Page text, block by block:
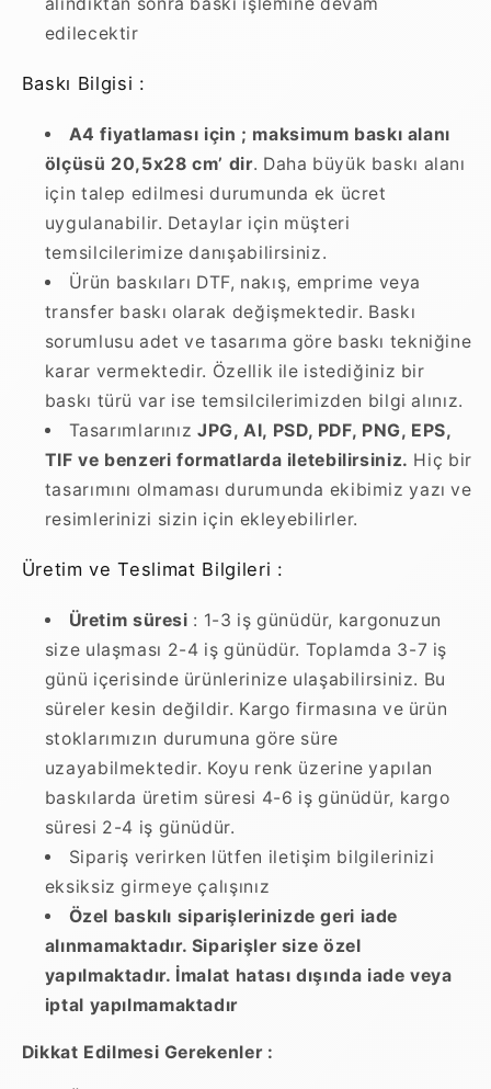
edilecektir
Baskı Bilgisi :
A4 fiyatlaması için ; maksimum baskı alanı
ölçüsü 20,5x28 cm’ dir. Daha büyük baskı alanı
için talep edilmesi durumunda ek ücret
uygulanabilir. Detaylar için müşteri
temsilcilerimize danışabilirsiniz.
Ürün baskıları DTF, nakış, emprime veya
transfer baskı olarak değişmektedir. Baskı
sorumlusu adet ve tasarıma göre baskı tekniğine
karar vermektedir. Özellik ile istediğiniz bir
baskı türü var ise temsilcilerimizden bilgi alınız.
Tasarımlarınız JPG, AI, PSD, PDF, PNG, EPS,
TIF ve benzeri formatlarda iletebilirsiniz. Hiç bir
tasarımını olmaması durumunda ekibimiz yazı ve
resimlerinizi sizin için ekleyebilirler.
Üretim ve Teslimat Bilgileri :
Üretim süresi : 1-3 iş günüdür, kargonuzun
size ulaşması 2-4 iş günüdür. Toplamda 3-7 iş
günü içerisinde ürünlerinize ulaşabilirsiniz. Bu
süreler kesin değildir. Kargo firmasına ve ürün
stoklarımızın durumuna göre süre
uzayabilmektedir. Koyu renk üzerine yapılan
baskılarda üretim süresi 4-6 iş günüdür, kargo
süresi 2-4 iş günüdür.
Sipariş verirken lütfen iletişim bilgilerinizi
eksiksiz girmeye çalışınız
Özel baskılı siparişlerinizde geri iade
alınmamaktadır. Siparişler size özel
yapılmaktadır. İmalat hatası dışında iade veya
iptal yapılmamaktadır
Dikkat Edilmesi Gerekenler :